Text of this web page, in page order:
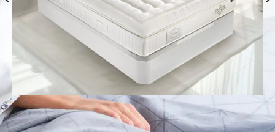
Colchón S-Grafeno Hannes
Desde 769,00 €
Seleccionar
opciones